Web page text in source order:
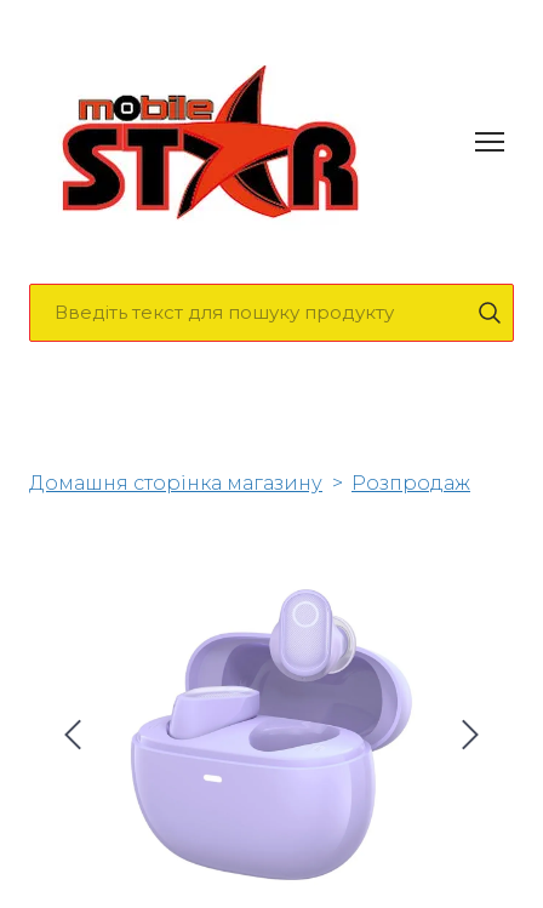
Домашня сторінка магазину Розпродаж